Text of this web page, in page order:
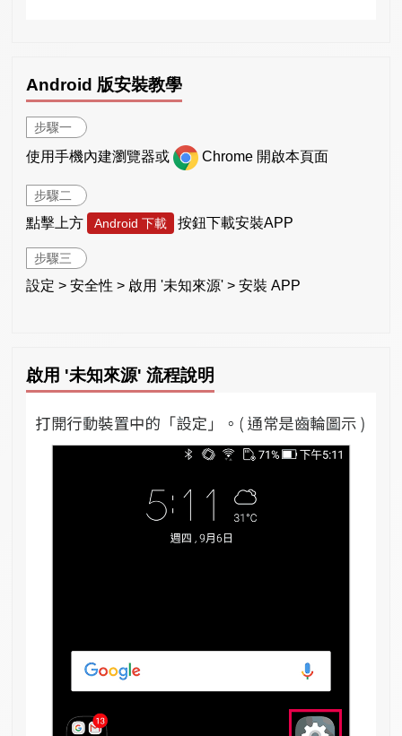
Android 版安裝教學
步驟一
使用手機內建瀏覽器或 Chrome 開啟本頁面
步驟二
點擊上方 Android 下載 按鈕下載安裝APP
步驟三
設定 > 安全性 > 啟用 '未知來源' > 安裝 APP
啟用 '未知來源' 流程說明